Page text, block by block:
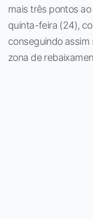
mais três pontos
quinta-feira (24),
conseguindo assim
zona de